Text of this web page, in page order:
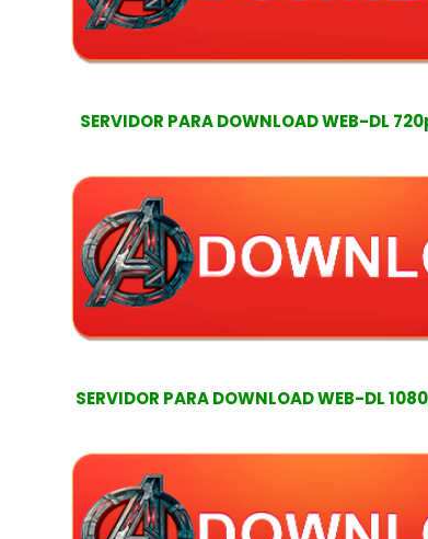
SERVIDOR PARA DOWNLOAD WEB-DL
SERVIDOR PARA DOWNLOAD WEB-DL